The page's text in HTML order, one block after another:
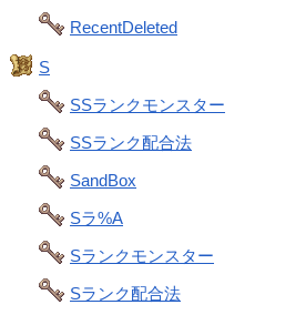
RecentDeleted
S
SSランクモンスター
SSランク配合法
SandBox
Sラ%A
Sランクモンスター
Sランク配合法